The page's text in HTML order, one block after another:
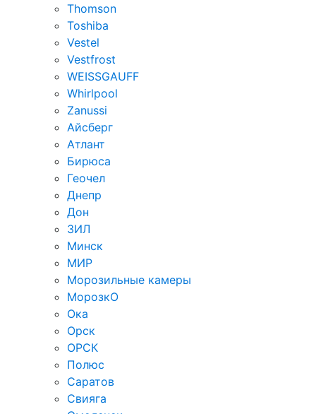
Thomson
Toshiba
Vestel
Vestfrost
WEISSGAUFF
Whirlpool
Zanussi
Айсберг
Атлант
Бирюса
Геочел
Днепр
Дон
ЗИЛ
Минск
МИР
Морозильные камеры
МорозкО
Ока
Орск
ОРСК
Полюс
Саратов
Свияга